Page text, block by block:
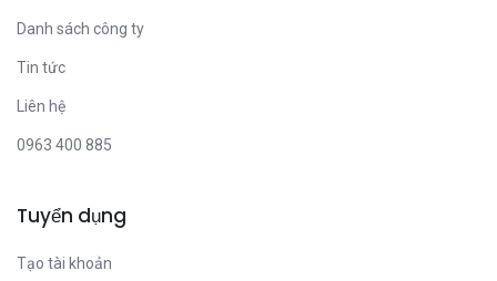
Danh sách công ty
Tin tức
Liên hệ
0963 400 885
Tuyển dụng
Tạo tài khoản